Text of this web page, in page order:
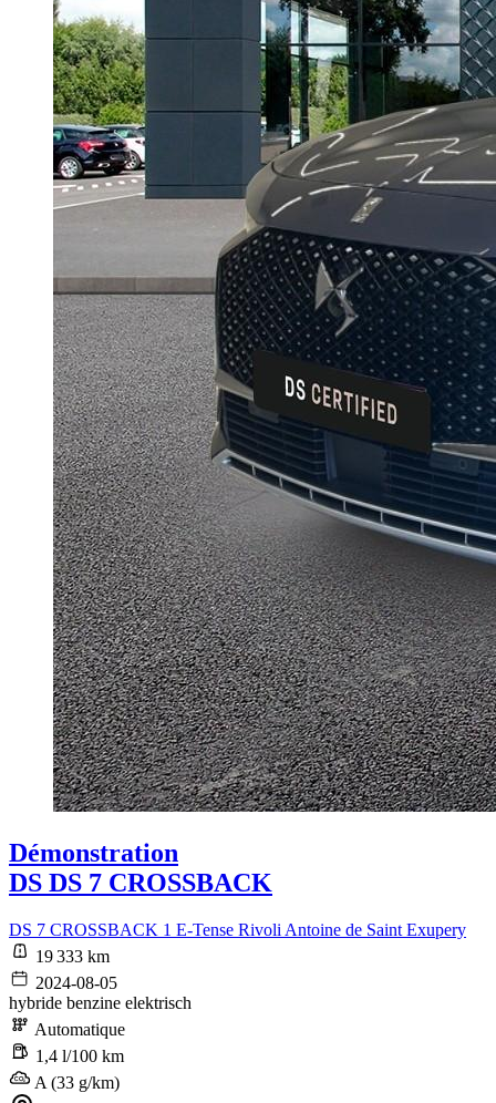
Démonstration
DS DS 7 CROSSBACK
DS 7 CROSSBACK 1 E-Tense Rivoli Antoine de Saint Exupery
19 333 km
2024-08-05
hybride benzine elektrisch
Automatique
1,4 l/100 km
A (33 g/km)